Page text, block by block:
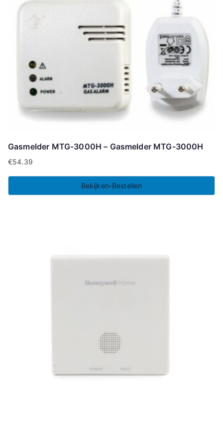
Gasmelder MTG-3000H – Gasmelder MTG-3000H
€54.39
Bekijken-Bestellen